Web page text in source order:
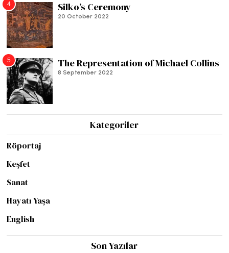
4 Silko’s Ceremony
20 October 2022
5 The Representation of Michael Collins
8 September 2022
Kategoriler
Röportaj
Keşfet
Sanat
Hayatı Yaşa
English
Son Yazılar